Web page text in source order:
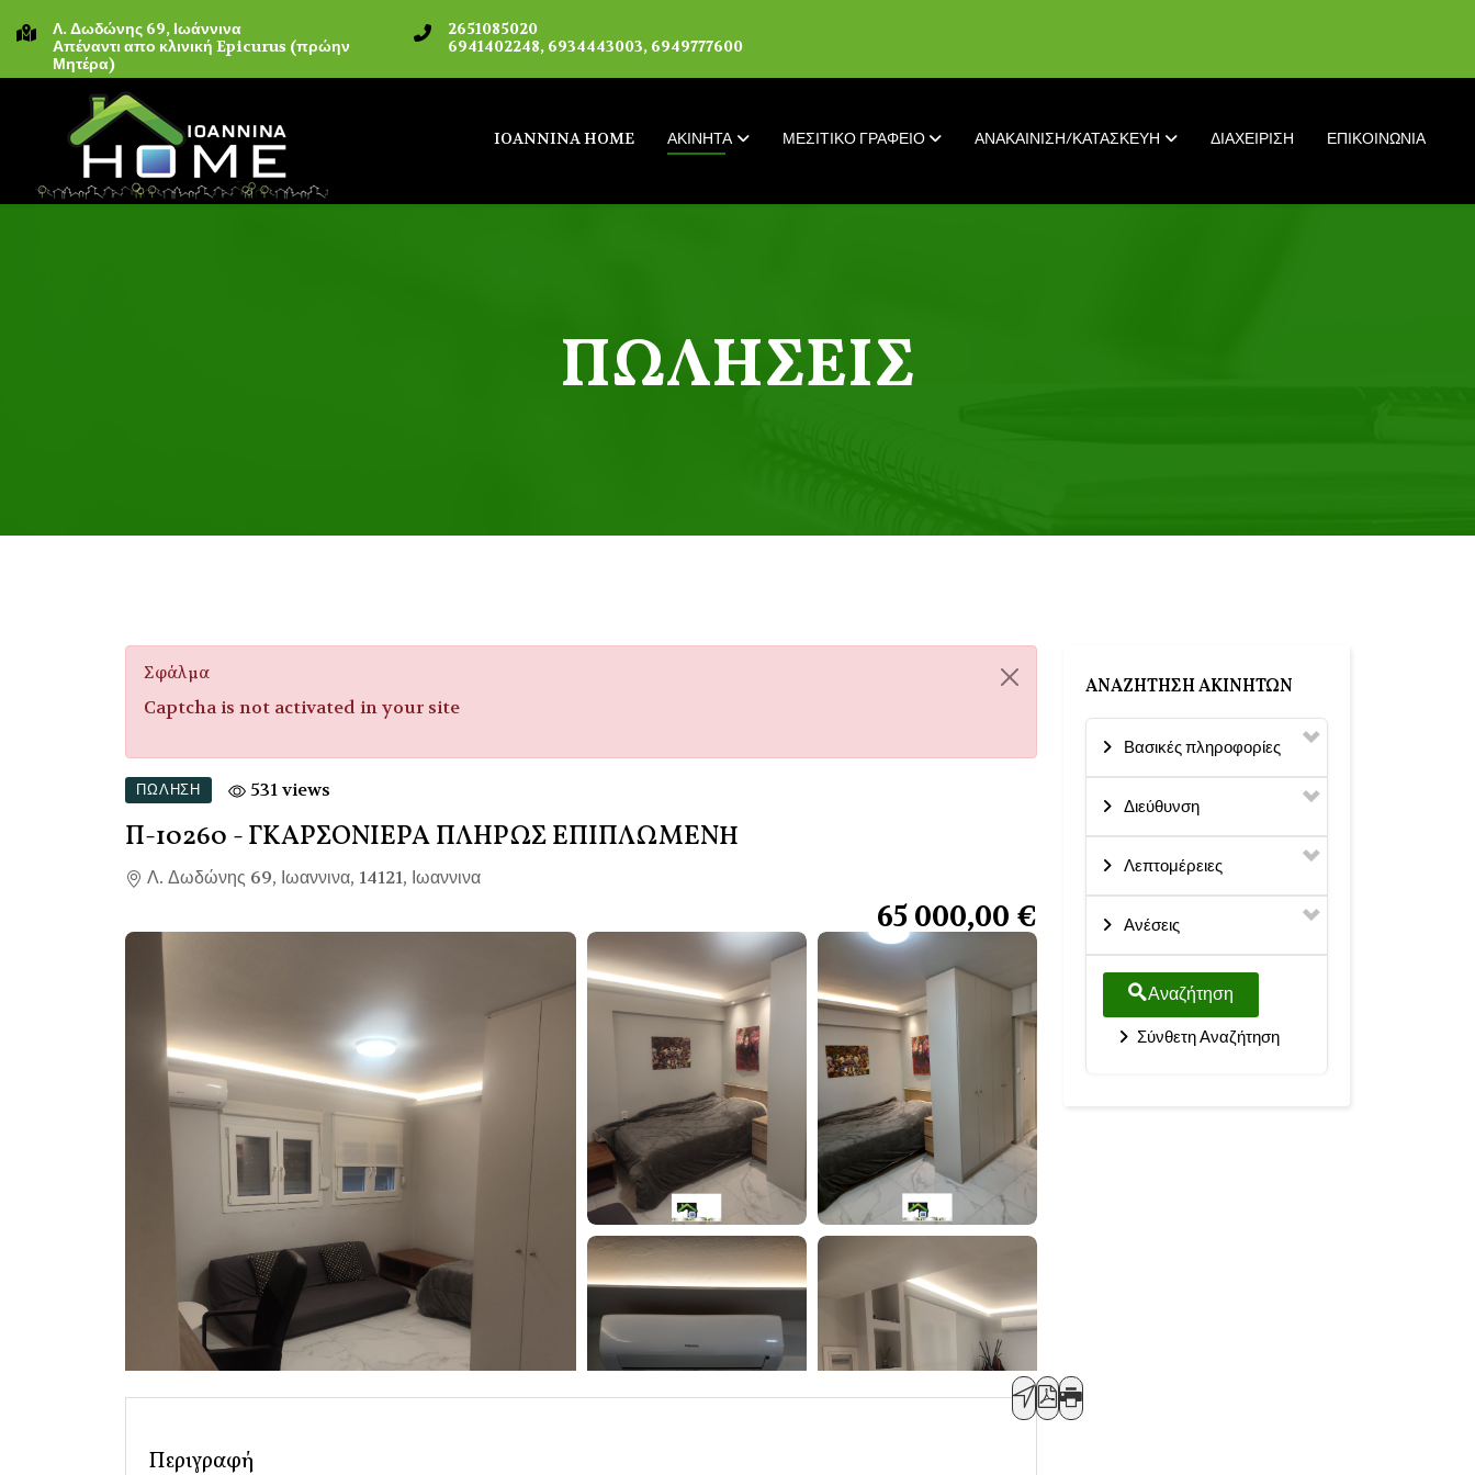
Λ. Δωδώνης 69, Ιωάννινα
Απέναντι απο κλινική Epicurus (πρώην
Μητέρα)
2651085020
6941402248, 6934443003, 6949777600
IOANNINA HOME ΑΚΙΝΗΤΑ ΜΕΣΙΤΙΚΟ ΓΡΑΦΕΙΟ ΑΝΑΚΑΙΝΙΣΗ/ΚΑΤΑΣΚΕΥΗ ΔΙΑΧΕΙΡΙΣΗ ΕΠΙΚΟΙΝΩΝΙΑ
ΠΩΛΉΣΕΙΣ
Σφάλμα
Captcha is not activated in your site
ΠΏΛΗΣΗ 531 views
Π-10260 - ΓΚΑΡΣΟΝΙΕΡΑ ΠΛΗΡΩΣ ΕΠΙΠΛΩΜΕΝH
Λ. Δωδώνης 69, Ιωαννινα, 14121, Ιωαννινα
65 000,00 €
Περιγραφή
ΑΝΑΖΉΤΗΣΗ ΑΚΙΝΉΤΩΝ
Βασικές πληροφορίες
Διεύθυνση
Λεπτομέρειες
Ανέσεις
Αναζήτηση
Σύνθετη Αναζήτηση